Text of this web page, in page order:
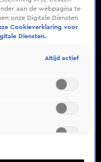
gevonden
aan de webpagina te
onze Digitale Diensten
Cookieverklaring voor
Diensten.
Altijd actief